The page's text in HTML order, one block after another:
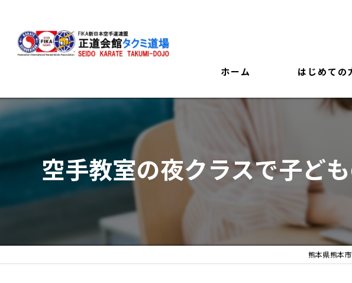
ホーム はじめての
空手教室の夜クラスで子ど
熊本県熊本